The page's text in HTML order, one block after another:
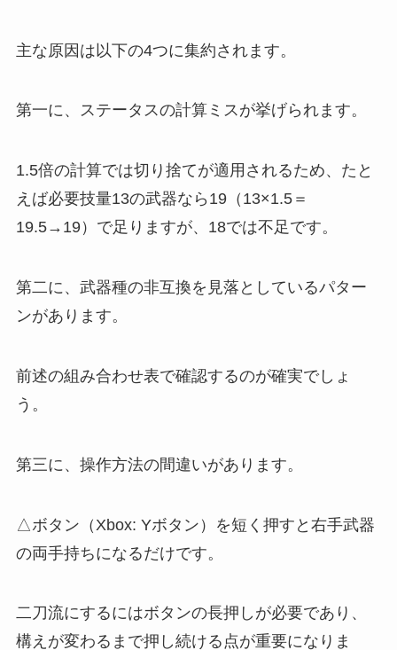
主な原因は以下の4つに集約されます。
第一に、ステータスの計算ミスが挙げられます。
1.5倍の計算では切り捨てが適用されるため、たと
えば必要技量13の武器なら19（13×1.5＝
19.5→19）で足りますが、18では不足です。
第二に、武器種の非互換を見落としているパター
ンがあります。
前述の組み合わせ表で確認するのが確実でしょ
う。
第三に、操作方法の間違いがあります。
△ボタン（Xbox: Yボタン）を短く押すと右手武器
の両手持ちになるだけです。
二刀流にするにはボタンの長押しが必要であり、
構えが変わるまで押し続ける点が重要になりま